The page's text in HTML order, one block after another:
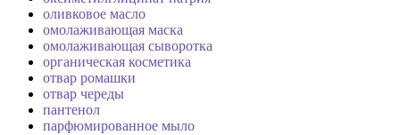
оливковое масло
омолаживающая маска
омолаживающая сыворотка
органическая косметика
отвар ромашки
отвар череды
пантенол
парфюмированное мыло